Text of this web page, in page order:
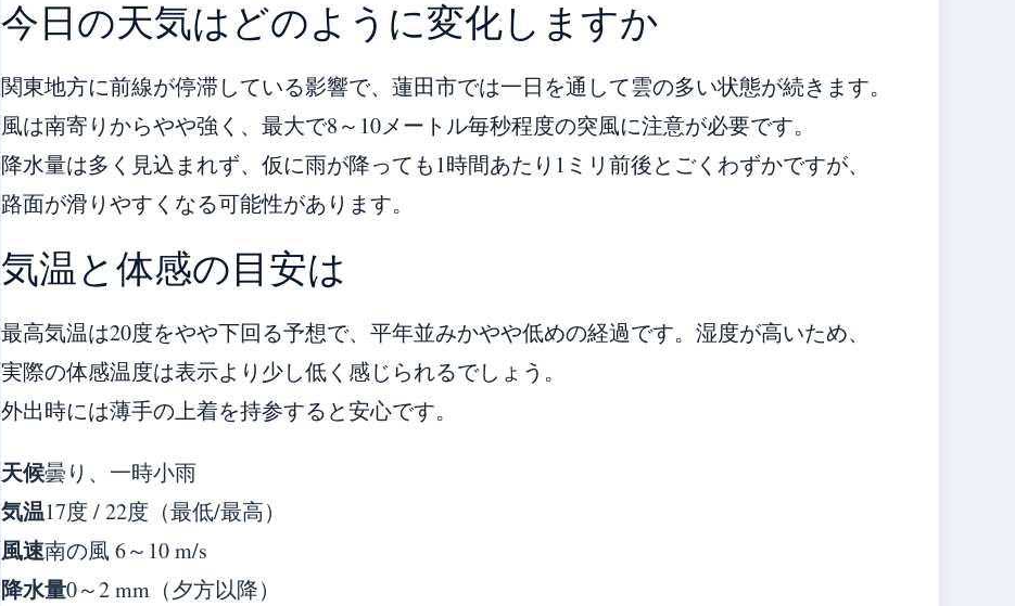
今日の天気はどのように変化しますか
関東地方に前線が停滞している影響で、蓮田市では一日を通して雲の多い状態が続きます。
風は南寄りからやや強く、最大で8～10メートル毎秒程度の突風に注意が必要です。
降水量は多く見込まれず、仮に雨が降っても1時間あたり1ミリ前後とごくわずかですが、
路面が滑りやすくなる可能性があります。
気温と体感の目安は
最高気温は20度をやや下回る予想で、平年並みかやや低めの経過です。湿度が高いため、
実際の体感温度は表示より少し低く感じられるでしょう。
外出時には薄手の上着を持参すると安心です。
天候曇り、一時小雨
気温17度 / 22度（最低/最高）
風速南の風 6～10 m/s
降水量0～2 mm（夕方以降）